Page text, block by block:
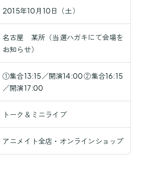
2015年10月10日（土）
名古屋 某所（当選ハガキにて会場を
お知らせ）
①集合13:15／開演14:00 ②集合16:15
／開演17:00
トーク＆ミニライブ
アニメイト全店・オンラインショップ